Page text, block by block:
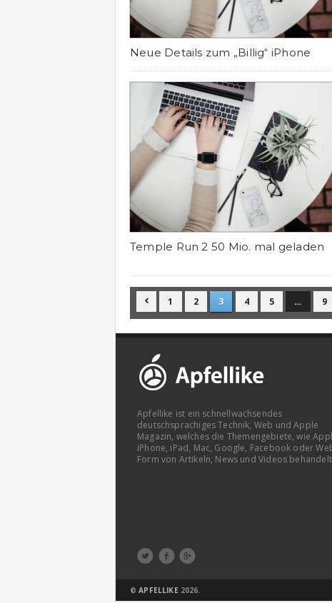
Neue Details zum „Billig“ iPhone
Temple Run 2 50 Mio. mal geladen
 1 2 3 4 5 … 9
Apfellike ist ein schnellwachsendes
deutschsprachiges Technik, Web und Apple
Magazin, welches die Themengebiete, wie
iPhone, iPad, Mac, Google, Facebook oder
Form von Artikeln, News und Videos
  
©APFELLIKE 2026.